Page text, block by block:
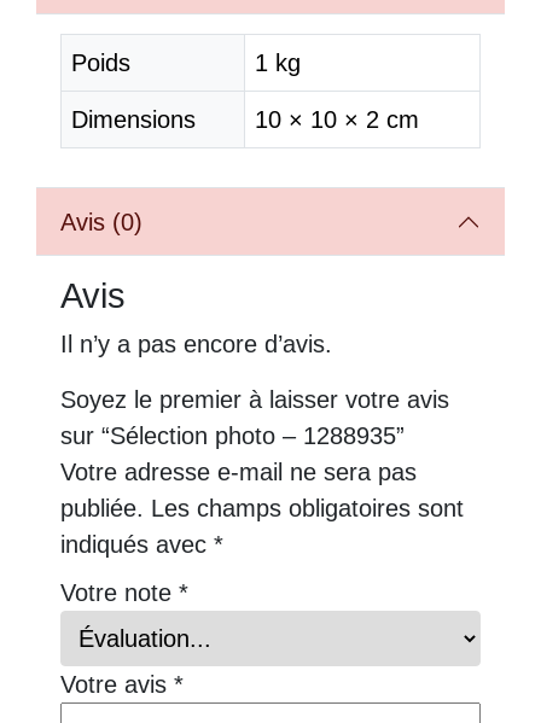
Poids 1 kg
Dimensions 10 × 10 × 2 cm
Avis (0)
Avis
Il n’y a pas encore d’avis.
Soyez le premier à laisser votre avis
sur “Sélection photo – 1288935”
Votre adresse e-mail ne sera pas
publiée. Les champs obligatoires sont
indiqués avec *
Votre note *
Votre avis *